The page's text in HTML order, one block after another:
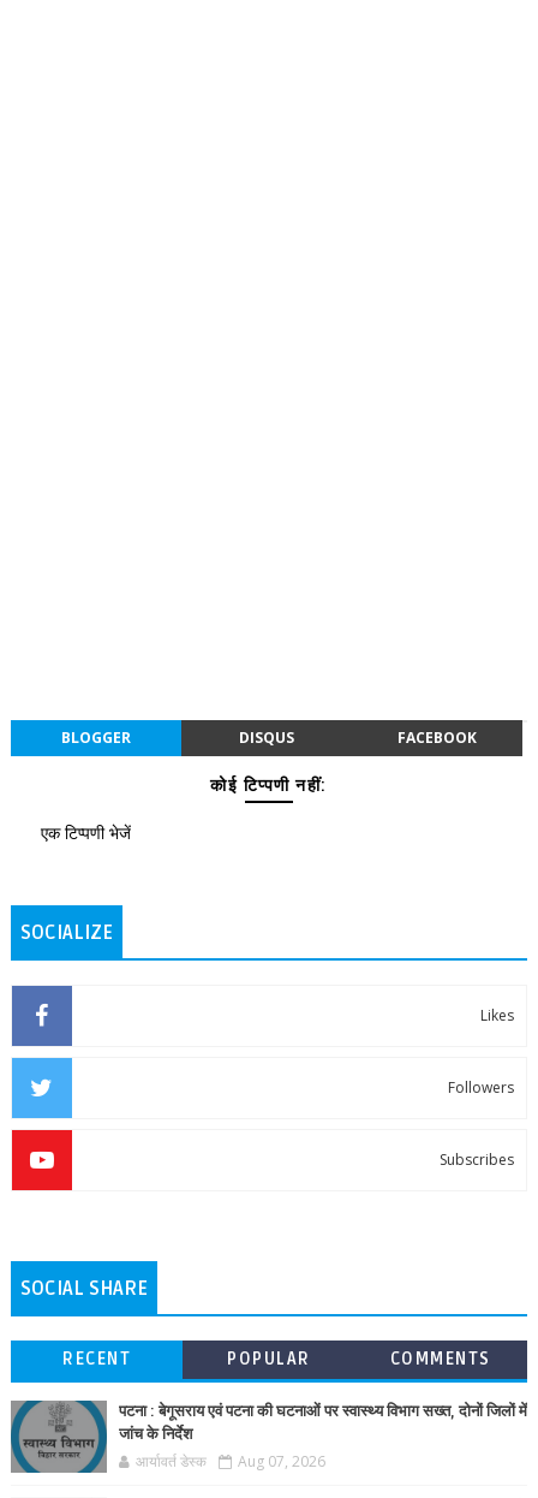
BLOGGER DISQUS FACEBOOK
कोई टिप्पणी नहीं:
एक टिप्पणी भेजें
SOCIALIZE
Likes
Followers
Subscribes
SOCIAL SHARE
RECENT POPULAR COMMENTS
पटना : बेगूसराय एवं पटना की घटनाओं पर स्वास्थ्य विभाग सख्त, दोनों जिलों में
जांच के निर्देश
आर्यावर्त डेस्क Aug 07, 2026